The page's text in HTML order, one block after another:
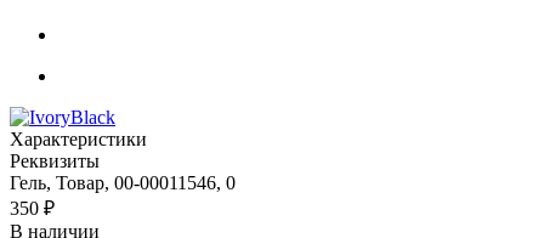
Характеристики
Реквизиты
Гель, Товар, 00-00011546, 0
350 ₽
В наличии